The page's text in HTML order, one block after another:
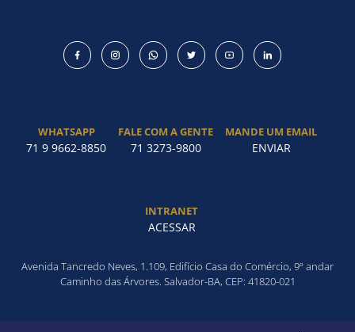
WHATSAPP
71 9 9662-8850
FALE COM A GENTE
71 3273-9800
MANDE UM EMAIL
ENVIAR
INTRANET
ACESSAR
Avenida Tancredo Neves, 1.109, Edifício Casa do Comércio, 9º andar
Caminho das Árvores. Salvador-BA, CEP: 41820-021